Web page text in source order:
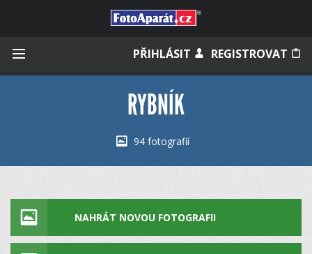
PŘIHLÁSIT REGISTROVAT
Měli jste účet na starém webu?
RYBNÍK
94 fotografií
NAHRÁT NOVOU FOTOGRAFII